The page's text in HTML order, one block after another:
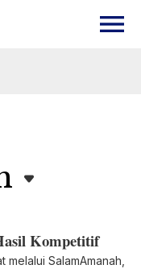
Kompetitif
SalamAmanah,